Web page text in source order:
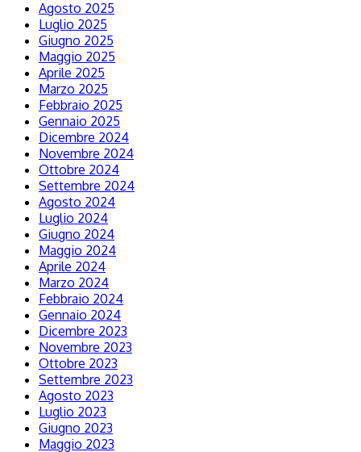
Agosto 2025
Luglio 2025
Giugno 2025
Maggio 2025
Aprile 2025
Marzo 2025
Febbraio 2025
Gennaio 2025
Dicembre 2024
Novembre 2024
Ottobre 2024
Settembre 2024
Agosto 2024
Luglio 2024
Giugno 2024
Maggio 2024
Aprile 2024
Marzo 2024
Febbraio 2024
Gennaio 2024
Dicembre 2023
Novembre 2023
Ottobre 2023
Settembre 2023
Agosto 2023
Luglio 2023
Giugno 2023
Maggio 2023